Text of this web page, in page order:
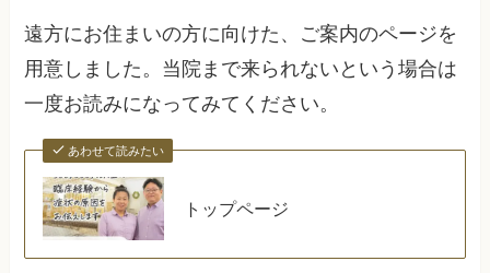
遠方にお住まいの方に向けた、ご案内のページを
用意しました。当院まで来られないという場合は
一度お読みになってみてください。
あわせて読みたい
トップページ